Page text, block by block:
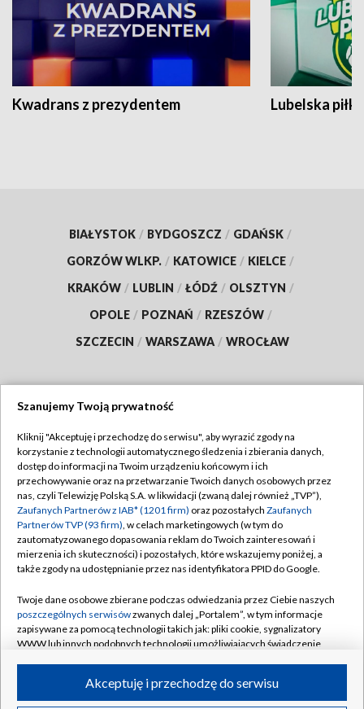
Kwadrans z prezydentem Lubelska piłka
BIAŁYSTOK / BYDGOSZCZ / GDAŃSK /
GORZÓW WLKP. / KATOWICE / KIELCE /
KRAKÓW / LUBLIN / ŁÓDŹ / OLSZTYN /
OPOLE / POZNAŃ / RZESZÓW /
SZCZECIN / WARSZAWA / WROCŁAW
TVP
Abonament TVP
Emisja w TVP
Centrum informacji TVP
Naziemna Telewizja Cyfrowa
Rada Programowa
System NOS
Informacje o nadawcy
Program dla prasy
Regulamin TVP
Polityka prywatności
Moje zgody
Pomoc
Kontakt
Kanały
Szanujemy Twoją prywatność
Kliknij "Akceptuję i przechodzę do serwisu", aby wyrazić zgody na
korzystanie z technologii automatycznego śledzenia i zbierania danych,
dostęp do informacji na Twoim urządzeniu końcowym i ich
przechowywanie oraz na przetwarzanie Twoich danych osobowych przez
nas, czyli Telewizję Polską S.A. w likwidacji (zwaną dalej również „TVP”),
Zaufanych Partnerów z IAB* (1201 firm) oraz pozostałych Zaufanych
Partnerów TVP (93 firm), w celach marketingowych (w tym do
zautomatyzowanego dopasowania reklam do Twoich zainteresowań i
mierzenia ich skuteczności) i pozostałych, które wskazujemy poniżej, a
także zgody na udostępnianie przez nas identyfikatora PPID do Google.
Twoje dane osobowe zbierane podczas odwiedzania przez Ciebie naszych
poszczególnych serwisówzwanych dalej „Portalem”, w tym informacje
zapisywane za pomocą technologii takich jak: pliki cookie, sygnalizatory
WWW lub innych podobnych technologii umożliwiających świadczenie
ruchu w Internecie.Akceptuję i przechodzę do serwisu